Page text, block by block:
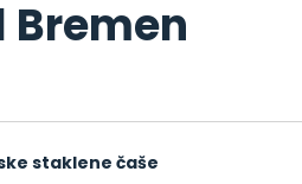
Bremen
staklene čaše